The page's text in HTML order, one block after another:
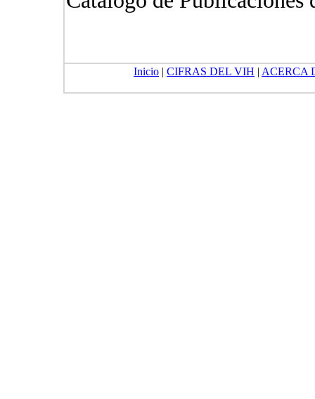
Inicio | CIFRAS DEL VIH | ACERCA